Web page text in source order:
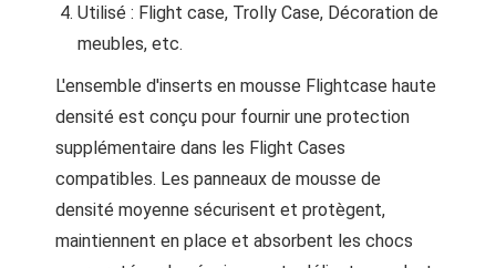
Utilisé : Flight case, Trolly Case, Décoration de
meubles, etc.
L'ensemble d'inserts en mousse Flightcase haute
densité est conçu pour fournir une protection
supplémentaire dans les Flight Cases
compatibles. Les panneaux de mousse de
densité moyenne sécurisent et protègent,
maintiennent en place et absorbent les chocs